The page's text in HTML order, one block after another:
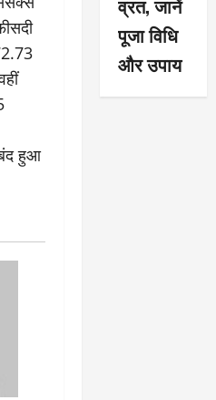
हुआ
व्रत, जानें
पूजा विधि
और उपाय